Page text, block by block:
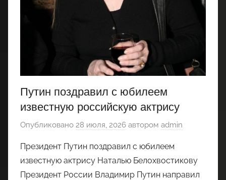
Путин поздравил с юбилеем
известную российскую актрису
Опубликовано 28 июля, 2026 автором admin
Президент Путин поздравил с юбилеем
известную актрису Наталью Белохвостикову
Президент России Владимир Путин направил